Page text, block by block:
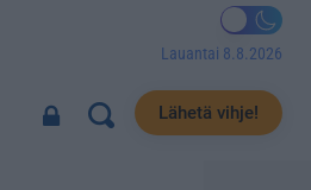
Lauantai 8.8.2026
Lähetä vihje!